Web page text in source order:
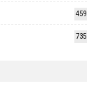
459
735